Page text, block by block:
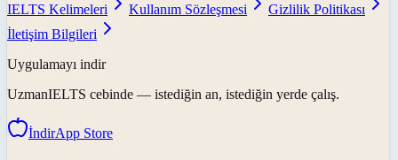
IELTS Kelimeleri
Kullanım Sözleşmesi
Gizlilik Politikası
İletişim Bilgileri
Uygulamayı indir
UzmanIELTS cebinde — istediğin an, istediğin yerde çalış.
İndirApp Store